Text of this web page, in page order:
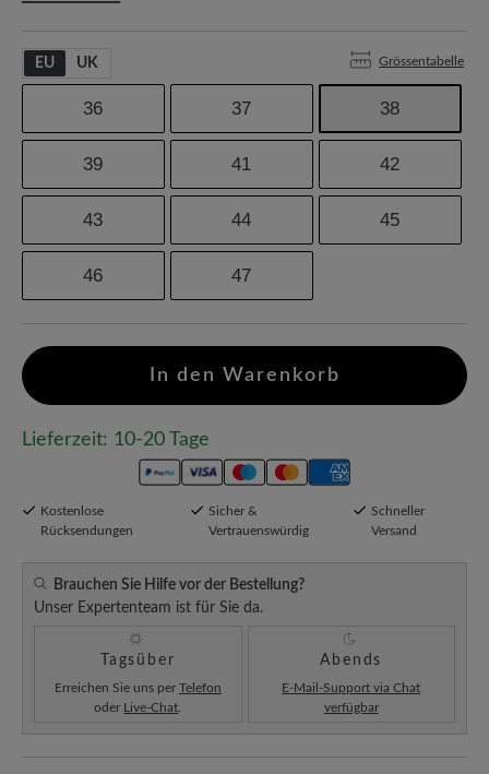
EU UK Grössentabelle
36 37 38
39 41 42
43 44 45
46 47
In den Warenkorb
Lieferzeit: 10-20 Tage
Kostenlose
Rücksendungen
Sicher &
Vertrauenswürdig
Schneller
Versand
Brauchen Sie Hilfe vor der Bestellung?
Unser Expertenteam ist für Sie da.
Tagsüber
Erreichen Sie uns per Telefon
oder Live-Chat
Abends
E-Mail-Support via Chat
verfügbar